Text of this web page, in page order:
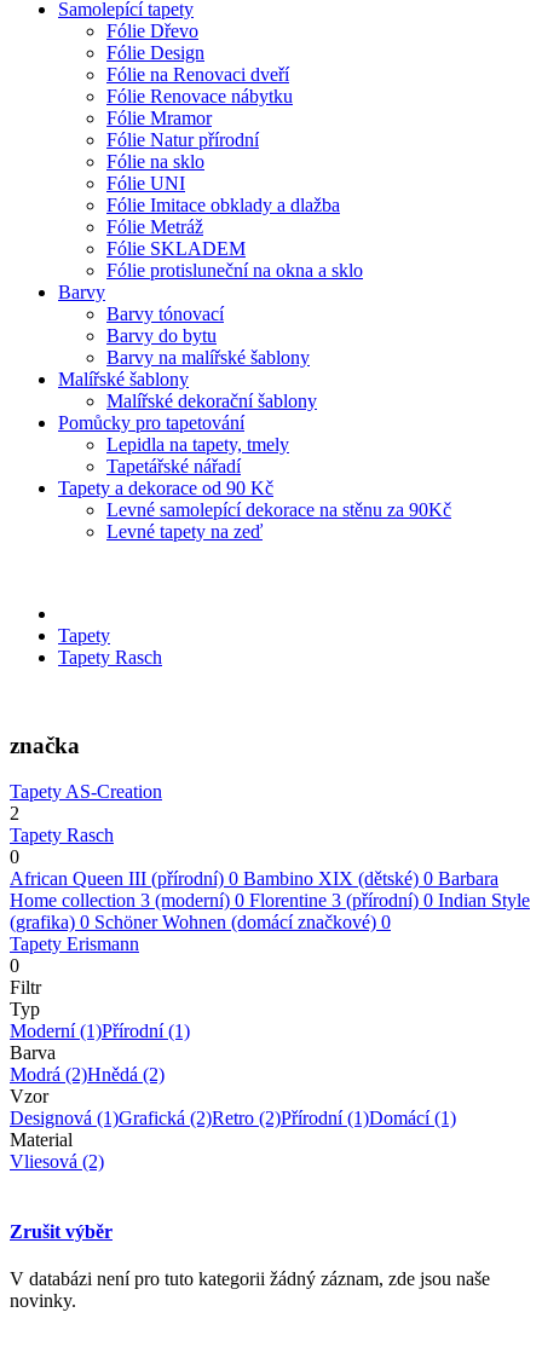
Samolepící tapety
Fólie Dřevo
Fólie Design
Fólie na Renovaci dveří
Fólie Renovace nábytku
Fólie Mramor
Fólie Natur přírodní
Fólie na sklo
Fólie UNI
Fólie Imitace obklady a dlažba
Fólie Metráž
Fólie SKLADEM
Fólie protisluneční na okna a sklo
Barvy
Barvy tónovací
Barvy do bytu
Barvy na malířské šablony
Malířské šablony
Malířské dekorační šablony
Pomůcky pro tapetování
Lepidla na tapety, tmely
Tapetářské nářadí
Tapety a dekorace od 90 Kč
Levné samolepící dekorace na stěnu za 90Kč
Levné tapety na zeď
Tapety
Tapety Rasch
značka
Tapety AS-Creation
2
Tapety Rasch
0
African Queen III (přírodní) 0 Bambino XIX (dětské) 0 Barbara
Home collection 3 (moderní) 0 Florentine 3 (přírodní) 0 Indian Style
(grafika) 0 Schöner Wohnen (domácí značkové) 0
Tapety Erismann
0
Filtr
Typ
Moderní(1)Přírodní(1)
Barva
Modrá (2)Hnědá (2)
Vzor
Designová (1)Grafická (2)Retro (2)Přírodní(1)Domácí(1)
Material
Vliesová (2)
Zrušit výběr
V databázi není pro tuto kategorii žádný záznam, zde jsou naše
novinky.